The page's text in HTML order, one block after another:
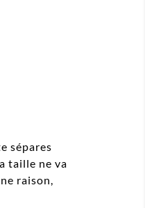
sépares
taille ne va
raison,